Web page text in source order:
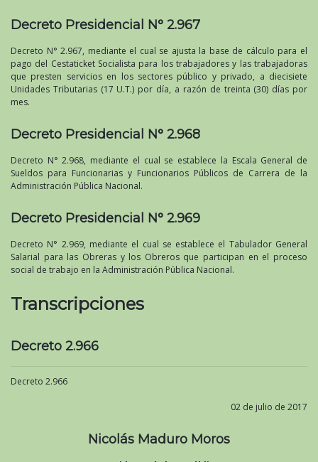
Decreto Presidencial N° 2.967
Decreto N° 2.967, mediante el cual se ajusta la base de cálculo para el
pago del Cestaticket Socialista para los trabajadores y las trabajadoras
que presten servicios en los sectores público y privado, a diecisiete
Unidades Tributarias (17 U.T.) por día, a razón de treinta (30) días por
mes.
Decreto Presidencial N° 2.968
Decreto N° 2.968, mediante el cual se establece la Escala General de
Sueldos para Funcionarias y Funcionarios Públicos de Carrera de la
Administración Pública Nacional.
Decreto Presidencial N° 2.969
Decreto N° 2.969, mediante el cual se establece el Tabulador General
Salarial para las Obreras y los Obreros que participan en el proceso
social de trabajo en la Administración Pública Nacional.
Transcripciones
Decreto 2.966
Decreto 2.966
02 de julio de 2017
Nicolás Maduro Moros